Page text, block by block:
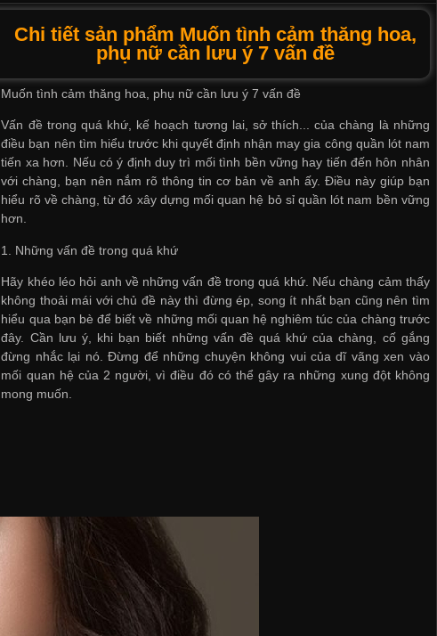
Chi tiết sản phẩm Muốn tình cảm thăng hoa,
phụ nữ cần lưu ý 7 vấn đề
Muốn tình cảm thăng hoa, phụ nữ cần lưu ý 7 vấn đề
Vấn đề trong quá khứ, kế hoạch tương lai, sở thích... của chàng là những
điều bạn nên tìm hiểu trước khi quyết định nhận may gia công quần lót nam
tiến xa hơn. Nếu có ý định duy trì mối tình bền vững hay tiến đến hôn nhân
với chàng, bạn nên nắm rõ thông tin cơ bản về anh ấy. Điều này giúp bạn
hiểu rõ về chàng, từ đó xây dựng mối quan hệ bỏ sỉ quần lót nam bền vững
hơn.
1. Những vấn đề trong quá khứ
Hãy khéo léo hỏi anh về những vấn đề trong quá khứ. Nếu chàng cảm thấy
không thoải mái với chủ đề này thì đừng ép, song ít nhất bạn cũng nên tìm
hiểu qua bạn bè để biết về những mối quan hệ nghiêm túc của chàng trước
đây. Cần lưu ý, khi bạn biết những vấn đề quá khứ của chàng, cố gắng
đừng nhắc lại nó. Đừng để những chuyện không vui của dĩ vãng xen vào
mối quan hệ của 2 người, vì điều đó có thể gây ra những xung đột không
mong muốn.